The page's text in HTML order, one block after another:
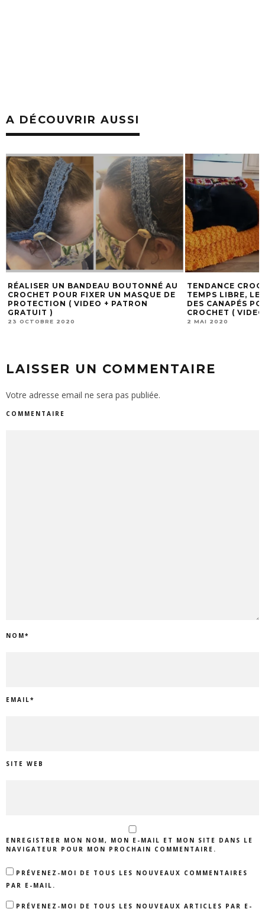
A DÉCOUVRIR AUSSI
RÉALISER UN BANDEAU BOUTONNÉ AU
CROCHET POUR FIXER UN MASQUE DE
PROTECTION ( VIDEO + PATRON
GRATUIT )
23 OCTOBRE 2020
TENDANCE
TEMPS LIBRE,
DES CANAPÉS
CROCHET (
2 MAI 2020
LAISSER UN COMMENTAIRE
Votre adresse email ne sera pas publiée.
COMMENTAIRE
NOM*
EMAIL*
SITE WEB
ENREGISTRER MON NOM, MON E-MAIL ET MON SITE DANS LE
NAVIGATEUR POUR MON PROCHAIN COMMENTAIRE.
PRÉVENEZ-MOI DE TOUS LES NOUVEAUX COMMENTAIRES
PAR E-MAIL.
PRÉVENEZ-MOI DE TOUS LES NOUVEAUX ARTICLES PAR E-